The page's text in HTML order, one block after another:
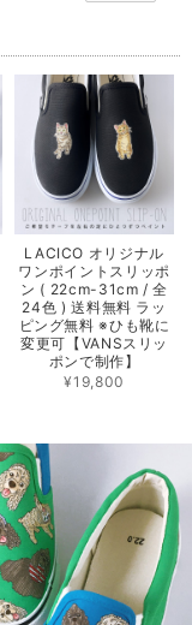
LACICO オリジナル
ワンポイントスリッポ
ン ( 22cm-31cm / 全
24色 ) 送料無料 ラッ
ピング無料 ※ひも靴に
変更可【VANSスリッ
ポンで制作】
¥19,800